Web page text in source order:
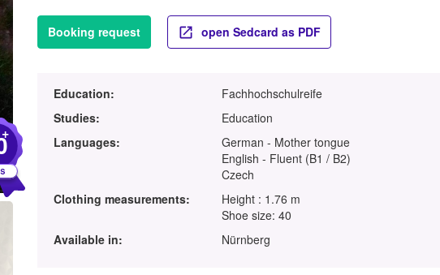
+
Booking request open Sedcard as PDF
Education:
Fachhochschulreife
Studies:
Education
Languages:
German - Mother tongue
English - Fluent (B1 / B2)
Czech
Clothing measurements:
Height : 1.76 m
Shoe size: 40
Available in:
Nürnberg